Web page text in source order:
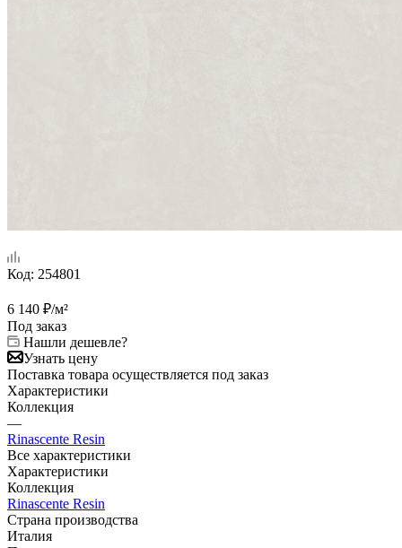
Код: 254801
6 140 ₽/м²
Под заказ
Нашли дешевле?
Узнать цену
Поставка товара осуществляется под заказ
Характеристики
Коллекция
—
Rinascente Resin
Все характеристики
Характеристики
Коллекция
Rinascente Resin
Страна производства
Италия